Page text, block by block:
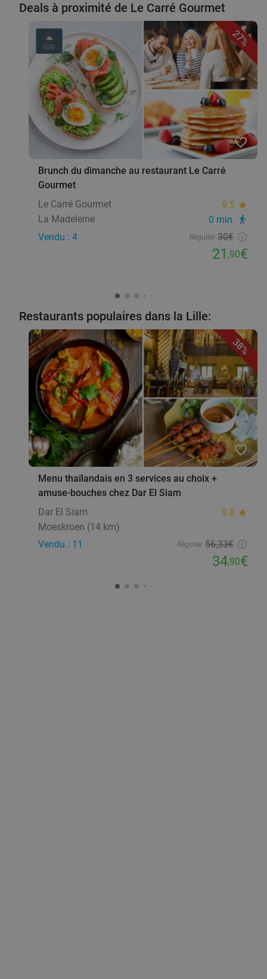
Deals à proximité de Le Carré Gourmet
27%
favorite_border
Brunch du dimanche au restaurant Le Carré
Gourmet
Le Carré Gourmet
9.5 star
La Madeleine 0 min. directions_walk
Vendu : 4 Régulier 30€
21 ,90€
Restaurants populaires dans la Lille:
38%
favorite_border
Menu thaïlandais en 3 services au choix +
amuse-bouches chez Dar El Siam
Dar El Siam
9.8 star
Moeskroen (14 km)
Vendu : 11
Régulier 56,33€
34,90€